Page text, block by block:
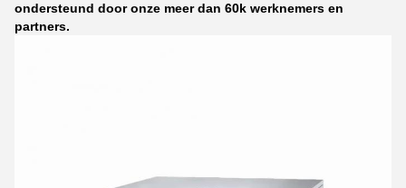
ondersteund door onze meer dan 60k werknemers en
partners.